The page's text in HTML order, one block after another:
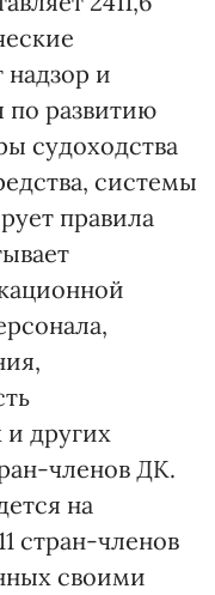
надзор и
по развитию
судоходства
системы
правила
других
членов ДК.
на
стран-членов
своими